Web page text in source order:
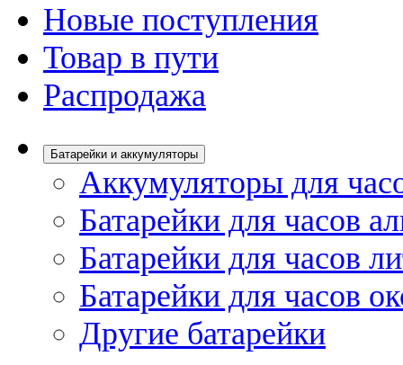
Новые поступления
Товар в пути
Распродажа
Батарейки и аккумуляторы
Аккумуляторы для
Батарейки для часов
Батарейки для часов
Батарейки для часов
Другие батарейки